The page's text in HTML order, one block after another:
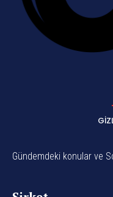
Gündemdeki konular ve